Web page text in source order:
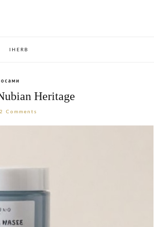
IHERB
Heritage
2 Comments